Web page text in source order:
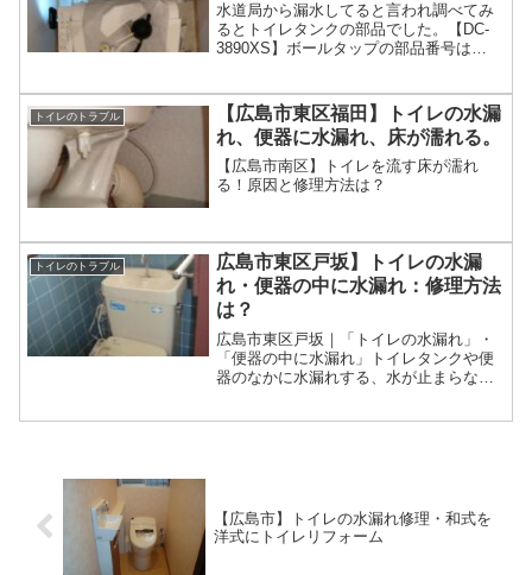
水道局から漏水してると言われ調べてみ
るとトイレタンクの部品でした。【DC-
3890XS】ボールタップの部品番号は
号は（TF-3890B-20）...
トイレのトラブル
【広島市東区福田】トイレの水漏
れ、便器に水漏れ、床が濡れる。
【広島市南区】トイレを流す床が濡れ
る！原因と修理方法は？
トイレのトラブル
広島市東区戸坂】トイレの水漏
れ・便器の中に水漏れ：修理方法
は？
広島市東区戸坂｜「トイレの水漏れ」・
「便器の中に水漏れ」トイレタンクや便
器のなかに水漏れする、水が止まらない
【広島市】トイレの水漏れ修理・和式を
洋式にトイレリフォーム